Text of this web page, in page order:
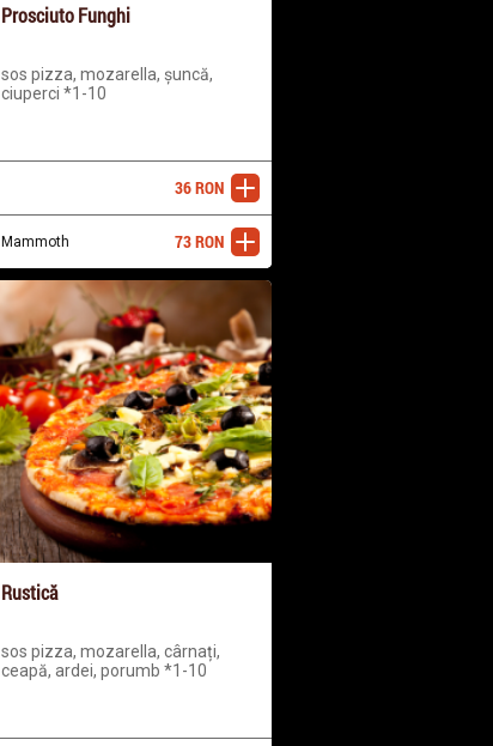
Prosciuto Funghi
sos pizza, mozarella, șuncă,
ciuperci *1-10
adaugă
36RON
Mammoth adaugă
73RON
Rustică
sos pizza, mozarella, cârnați,
ceapă, ardei, porumb *1-10